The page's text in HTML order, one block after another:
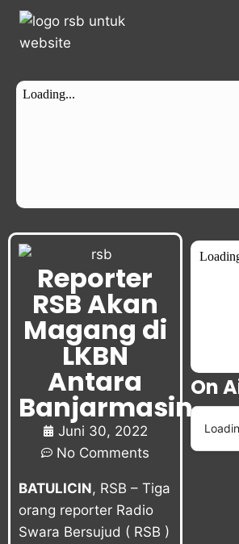
Reporter
RSB Akan
Magang di
LKBN
Antara
Banjarmasin
Juni 30, 2022
No Comments
BATULICIN, RSB – Tiga
orang reporter Radio
Swara Bersujud ( RSB )
On